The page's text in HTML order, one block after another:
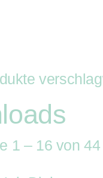
1 – 16 von